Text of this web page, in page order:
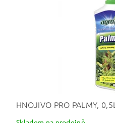
HNOJIVO PRO PALMY, 0,5L